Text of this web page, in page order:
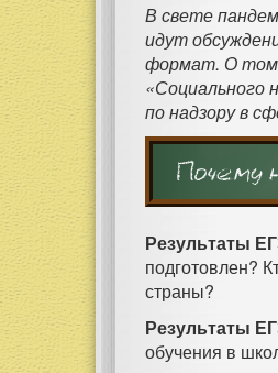
В свете
идут
формат. О том,
«Социального
по надзору в
Почему
Результаты
подготовлен?
страны?
Результаты
обучения в